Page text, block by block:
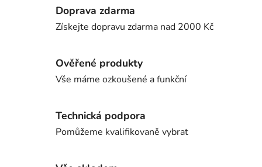
Doprava zdarma
Získejte dopravu zdarma nad 2000 Kč
Ověřené produkty
Vše máme ozkoušené a funkční
Technická podpora
Pomůžeme kvalifikovaně vybrat